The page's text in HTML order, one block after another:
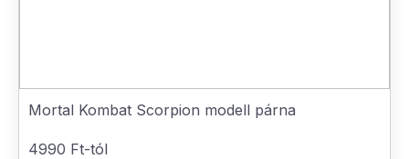
Mortal Kombat Scorpion modell párna
4990 Ft-tól